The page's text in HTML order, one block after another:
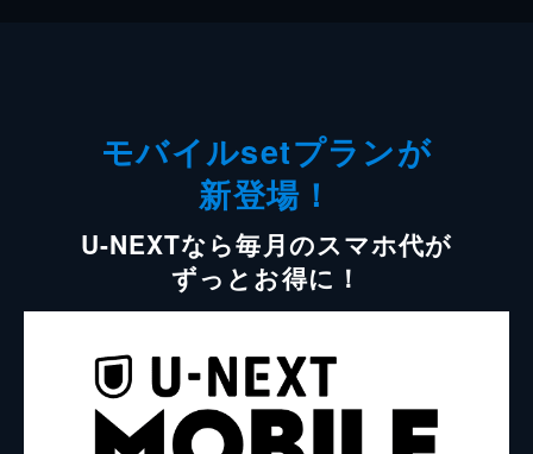
モバイルsetプランが
新登場！
U-NEXTなら毎月のスマホ代が
ずっとお得に！